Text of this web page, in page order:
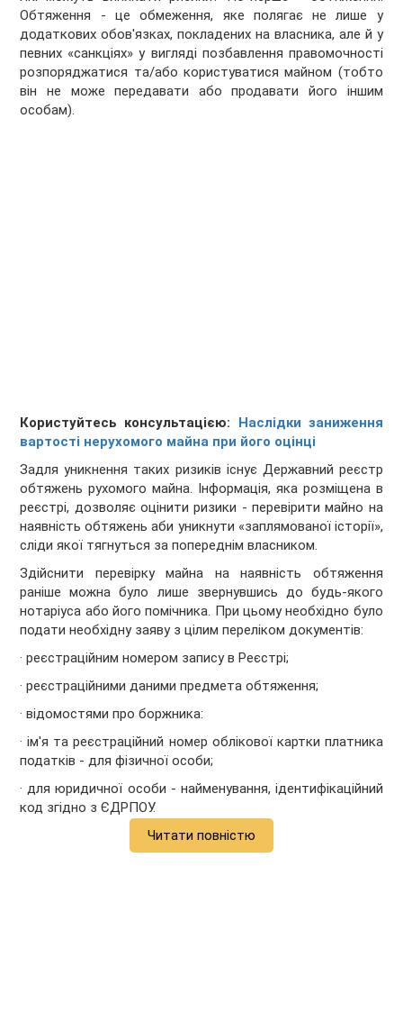
Обтяження - це обмеження, яке полягає не лише у
додаткових обов'язках, покладених на власника, але й у
певних «санкціях» у вигляді позбавлення правомочності
розпоряджатися та/або користуватися майном (тобто
він не може передавати або продавати його іншим
особам).
Користуйтесь консультацією: Наслідки заниження
вартості нерухомого майна при його оцінці
Задля уникнення таких ризиків існує Державний реєстр
обтяжень рухомого майна. Інформація, яка розміщена в
реєстрі, дозволяє оцінити ризики - перевірити майно на
наявність обтяжень аби уникнути «заплямованої історії»,
сліди якої тягнуться за попереднім власником.
Здійснити перевірку майна на наявність обтяження
раніше можна було лише звернувшись до будь-якого
нотаріуса або його помічника. При цьому необхідно було
подати необхідну заяву з цілим переліком документів:
· реєстраційним номером запису в Реєстрі;
· реєстраційними даними предмета обтяження;
· відомостями про боржника:
· ім'я та реєстраційний номер облікової картки платника
податків - для фізичної особи;
· для юридичної особи - найменування, ідентифікаційний
код згідно з ЄДРПОУ.
Читати повністю